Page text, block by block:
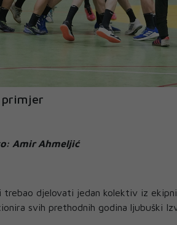
Amir Ahmeljić
trebao djelovati jedan kolektiv iz
svih prethodnih godina ljubuški